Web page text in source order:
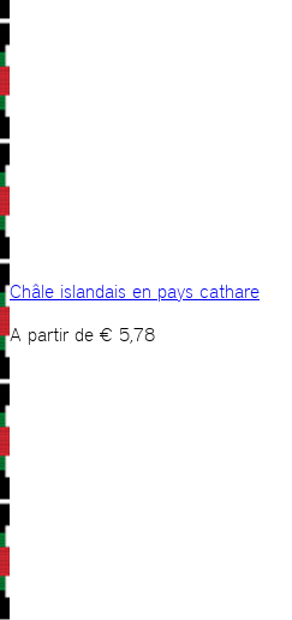
Châle islandais en pays cathare
A partir de € 5,78